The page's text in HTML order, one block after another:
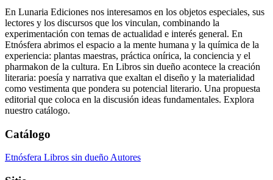
En Lunaria Ediciones nos interesamos en los objetos especiales, sus
lectores y los discursos que los vinculan, combinando la
experimentación con temas de actualidad e interés general. En
Etnósfera abrimos el espacio a la mente humana y la química de la
experiencia: plantas maestras, práctica onírica, la conciencia y el
pharmakon de la cultura. En Libros sin dueño acontece la creación
literaria: poesía y narrativa que exaltan el diseño y la materialidad
como vestimenta que pondera su potencial literario. Una propuesta
editorial que coloca en la discusión ideas fundamentales. Explora
nuestro catálogo.
Catálogo
Etnósfera Libros sin dueño Autores